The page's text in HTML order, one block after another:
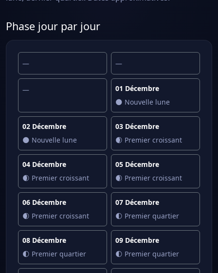
Phase jour par jour
— —
—
01 Décembre
🌑 Nouvelle lune
02 Décembre
🌑 Nouvelle lune
03 Décembre
🌒 Premier croissant
04 Décembre
🌒 Premier croissant
05 Décembre
🌒 Premier croissant
06 Décembre
🌒 Premier croissant
07 Décembre
🌓 Premier quartier
08 Décembre
🌓 Premier quartier
09 Décembre
🌓 Premier quartier